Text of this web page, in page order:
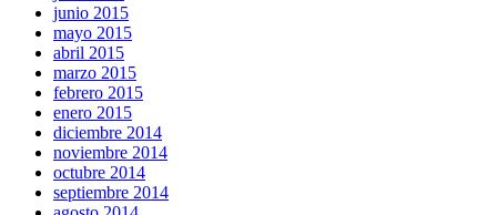
junio 2015
mayo 2015
abril 2015
marzo 2015
febrero 2015
enero 2015
diciembre 2014
noviembre 2014
octubre 2014
septiembre 2014